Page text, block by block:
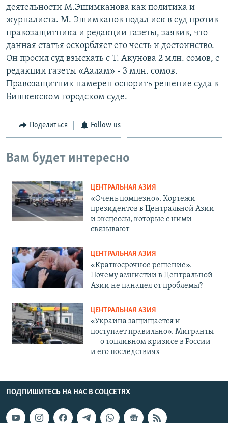
деятельности М.Эшимканова как политика и
журналиста. М. Эшимканов подал иск в суд против
правозащитника и редакции газеты, заявив, что
данная статья оскорбляет его честь и достоинство.
Он просил суд взыскать с Т. Акунова 2 млн. сомов, с
редакции газеты «Аалам» - 3 млн. сомов.
Правозащитник намерен оспорить решение суда в
Бишкекском городском суде.
Поделиться Follow us
Вам будет интересно
ЦЕНТРАЛЬНАЯ АЗИЯ
«Очень помпезно». Кортежи
президентов в Центральной Азии
и эксцессы, которые с ними
связывают
ЦЕНТРАЛЬНАЯ АЗИЯ
«Краткосрочное решение».
Почему амнистии в Центральной
Азии не панацея от проблемы?
ЦЕНТРАЛЬНАЯ АЗИЯ
«Украина защищается и
поступает правильно». Мигранты
— о топливном кризисе в России
и его последствиях
ПОДПИШИТЕСЬ НА НАС В СОЦСЕТЯХ